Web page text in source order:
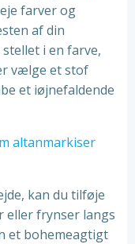
farver og
af din
i en farve,
vælge et stof
et iøjnefaldende
altanmarkiser
kan du tilføje
eller frynser langs
et bohemeagtigt